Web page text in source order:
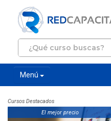
Menú
Cursos Destacados
El mejor precio